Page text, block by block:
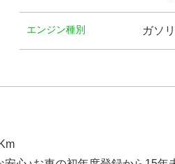
エンジン種別 ガソ